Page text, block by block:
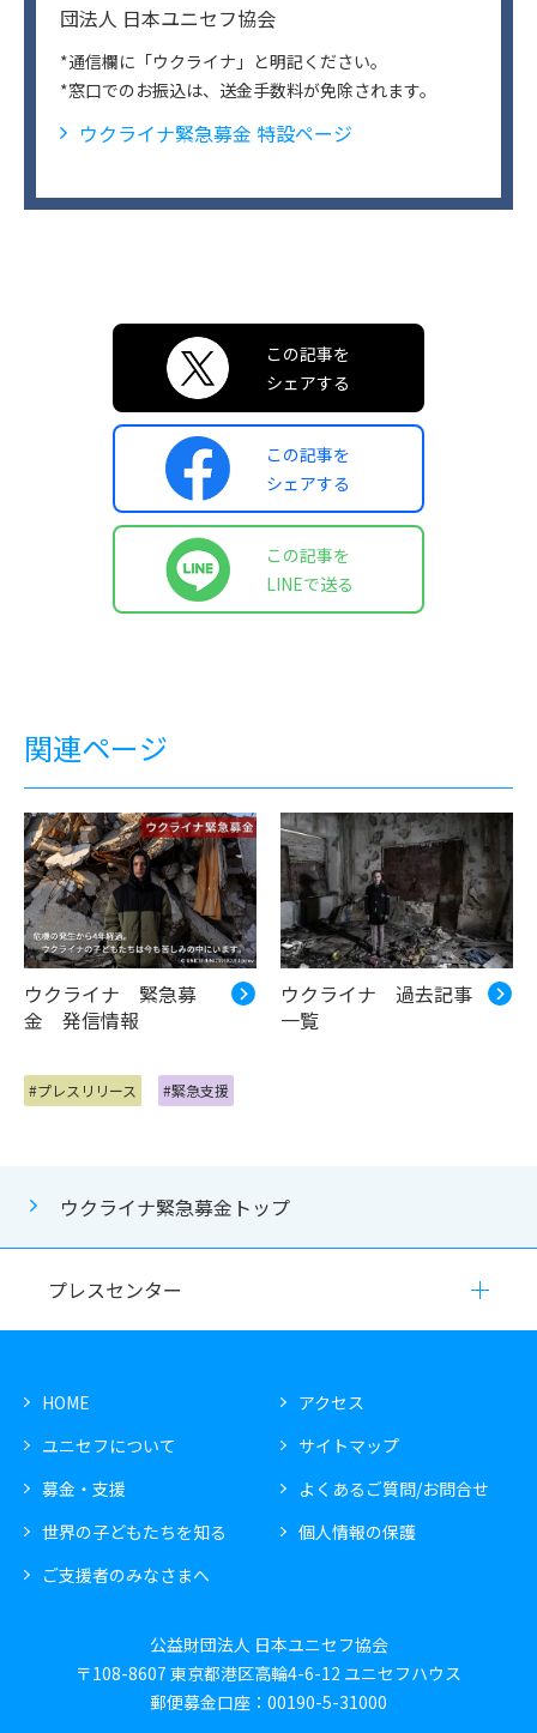
団法人 日本ユニセフ協会
*通信欄に「ウクライナ」と明記ください。
*窓口でのお振込は、送金手数料が免除されます。
ウクライナ緊急募金 特設ページ
この記事を
シェアする
この記事を
シェアする
この記事を
LINEで送る
関連ページ
ウクライナ 緊急募
金 発信情報
ウクライナ 過去記事
一覧
#プレスリリース #緊急支援
ウクライナ緊急募金トップ
プレスセンター
HOME
ユニセフについて
募金・支援
世界の子どもたちを知る
ご支援者のみなさまへ
アクセス
サイトマップ
よくあるご質問/お問合せ
個人情報の保護
公益財団法人 日本ユニセフ協会
〒108-8607 東京都港区高輪4-6-12 ユニセフハウス
郵便募金口座：00190-5-31000